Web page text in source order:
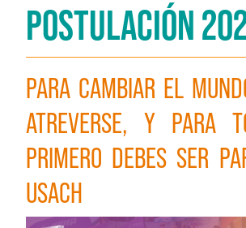
POSTULACIÓN
PARA CAMBIAR EL
ATREVERSE, Y PARA
PRIMERO DEBES SER
USACH